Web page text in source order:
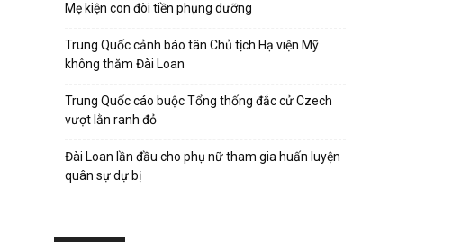
Mẹ kiện con đòi tiền phụng dưỡng
Trung Quốc cảnh báo tân Chủ tịch Hạ viện Mỹ
không thăm Đài Loan
Trung Quốc cáo buộc Tổng thống đắc cử Czech
vượt lằn ranh đỏ
Đài Loan lần đầu cho phụ nữ tham gia huấn luyện
quân sự dự bị